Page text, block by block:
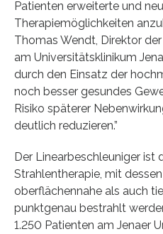
Patienten erweiterte und
Therapiemöglichkeiten
Thomas Wendt, Direktor
am Universitätsklinikum
durch den Einsatz der
noch besser gesundes
Risiko späterer
deutlich reduzieren.”
Der Linearbeschleuniger ist
Strahlentherapie, mit
oberflächennahe als auch
punktgenau bestrahlt
1.250 Patienten am Jenaer